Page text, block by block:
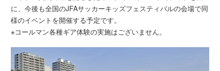
に、今後も全国のJFAサッカーキッズフェスティバルの会場で同
様のイベントを開催する予定です。
※コールマン各種ギア体験の実施はございません。